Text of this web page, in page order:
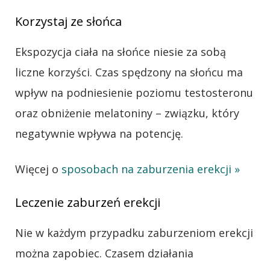
Korzystaj ze słońca
Ekspozycja ciała na słońce niesie za sobą
liczne korzyści. Czas spędzony na słońcu ma
wpływ na podniesienie poziomu testosteronu
oraz obniżenie melatoniny – związku, który
negatywnie wpływa na potencję.
Więcej o sposobach na zaburzenia erekcji »
Leczenie zaburzeń erekcji
Nie w każdym przypadku zaburzeniom erekcji
można zapobiec. Czasem działania